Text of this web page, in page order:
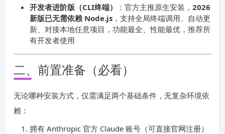
开发者进阶版（CLI终端）
：官方主推原生安装， 2026
新版已无需依赖 Node.js ，支持全局终端调用、自动更
新、对接本地任意项目，功能最全、性能最优，推荐所
有开发者使用
二、前置准备（必看）
无论哪种安装方式，仅需满足两个基础条件，无复杂环境依
赖：
拥有 Anthropic 官方 Claude 账号（可直接官网注册）